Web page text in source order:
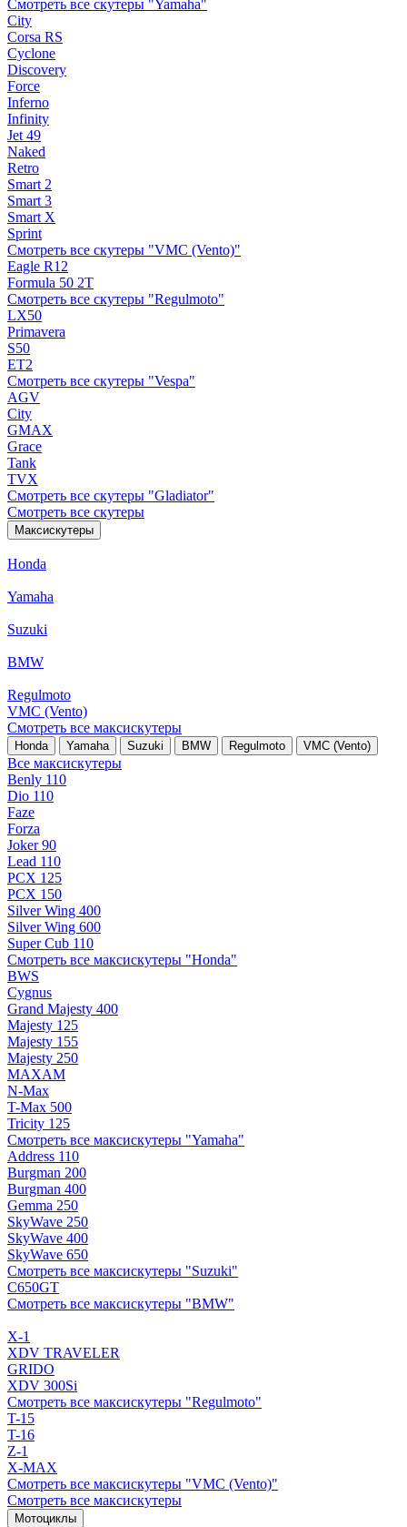
Смотреть все скутеры "Yamaha"
City
Corsa RS
Cyclone
Discovery
Force
Inferno
Infinity
Jet 49
Naked
Retro
Smart 2
Smart 3
Smart X
Sprint
Смотреть все скутеры "VMC (Vento)"
Eagle R12
Formula 50 2Т
Смотреть все скутеры "Regulmoto"
LX50
Primavera
S50
ET2
Смотреть все скутеры "Vespa"
AGV
City
GMAX
Grace
Tank
TVX
Смотреть все скутеры "Gladiator"
Смотреть все скутеры
Максискутеры
Honda
Yamaha
Suzuki
BMW
Regulmoto
VMC (Vento)
Смотреть все максискутеры
Honda Yamaha Suzuki BMW Regulmoto VMC (Vento)
Все максискутеры
Benly 110
Dio 110
Faze
Forza
Joker 90
Lead 110
PCX 125
PCX 150
Silver Wing 400
Silver Wing 600
Super Cub 110
Смотреть все максискутеры "Honda"
BWS
Cygnus
Grand Majesty 400
Majesty 125
Majesty 155
Majesty 250
MAXAM
N-Max
T-Max 500
Tricity 125
Смотреть все максискутеры "Yamaha"
Address 110
Burgman 200
Burgman 400
Gemma 250
SkyWave 250
SkyWave 400
SkyWave 650
Смотреть все максискутеры "Suzuki"
C650GT
Смотреть все максискутеры "BMW"
X-1
XDV TRAVELER
GRIDO
XDV 300Si
Смотреть все максискутеры "Regulmoto"
T-15
T-16
Z-1
X-MAX
Смотреть все максискутеры "VMC (Vento)"
Смотреть все максискутеры
Мотоциклы